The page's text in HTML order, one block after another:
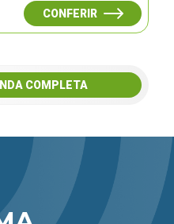
CONFERIR
COMPLETA